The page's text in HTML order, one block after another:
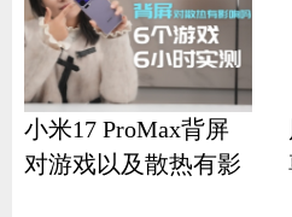
小米17 ProMax背屏
对游戏以及散热有影